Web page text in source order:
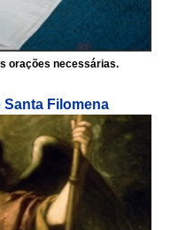
orações necessárias.
Santa Filomena